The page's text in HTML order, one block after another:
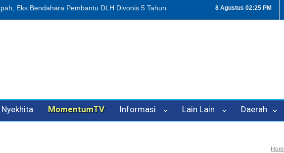
8 Agustus 02:25 PM
Oknum Kadis, Kuasa Hukum Pelapor Desak Polisi Tetapkan P-21 Tembus Rp1,6
Nyekhita MomentumTV Informasi Lain Lain Daerah